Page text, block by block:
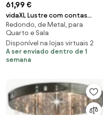
61,99 €
vidaXL Lustre com contas
redondo 3 x E14 branco
Redondo, de Metal, para
Quarto e Sala
Disponível na lojas virtuais 2
A ser enviado dentro de 1
semana